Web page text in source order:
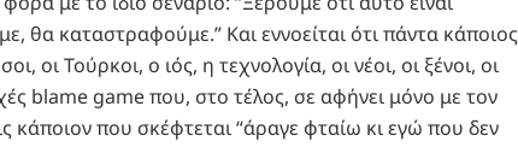
θα καταστραφούμε.” Και εννοείται ότι πάντα κάποιος
οι Τούρκοι, ο ιός, η τεχνολογία, οι νέοι, οι ξένοι, οι
blame game που, στο τέλος, σε αφήνει μόνο με τον
κάποιον που σκέφτεται “άραγε φταίω κι εγώ που δεν